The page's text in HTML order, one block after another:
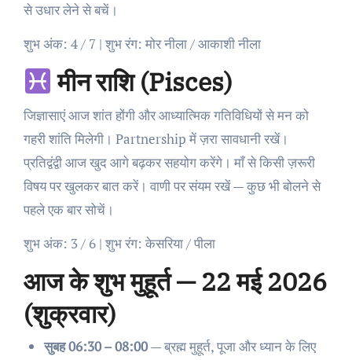
से उधार लेने से बचें।
शुभ अंक: 4 / 7 | शुभ रंग: मोर नीला / आकाशी नीला
मीन राशि (Pisces)
जिज्ञासाएं आज शांत होंगी और आध्यात्मिक गतिविधियों से मन को
गहरी शांति मिलेगी। Partnership में ज़रा सावधानी रखें।
प्रतिद्वंद्वी आज खुद आगे बढ़कर सहयोग करेंगे। माँ से किसी ज़रूरी
विषय पर खुलकर बात करें। वाणी पर संयम रखें — कुछ भी बोलने से
पहले एक बार सोचें।
शुभ अंक: 3 / 6 | शुभ रंग: केसरिया / पीला
आज के शुभ मुहूर्त — 22 मई 2026
(शुक्रवार)
सुबह 06:30 – 08:00— ब्रह्म मुहूर्त, पूजा और ध्यान के लिए